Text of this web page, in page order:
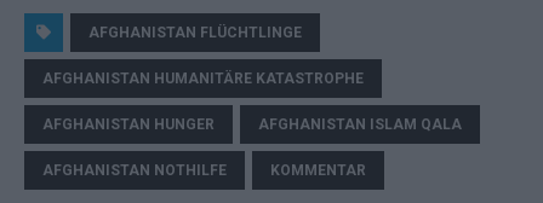
AFGHANISTAN FLÜCHTLINGE
AFGHANISTAN HUMANITÄRE KATASTROPHE
AFGHANISTAN HUNGER AFGHANISTAN ISLAM QALA
AFGHANISTAN NOTHILFE KOMMENTAR